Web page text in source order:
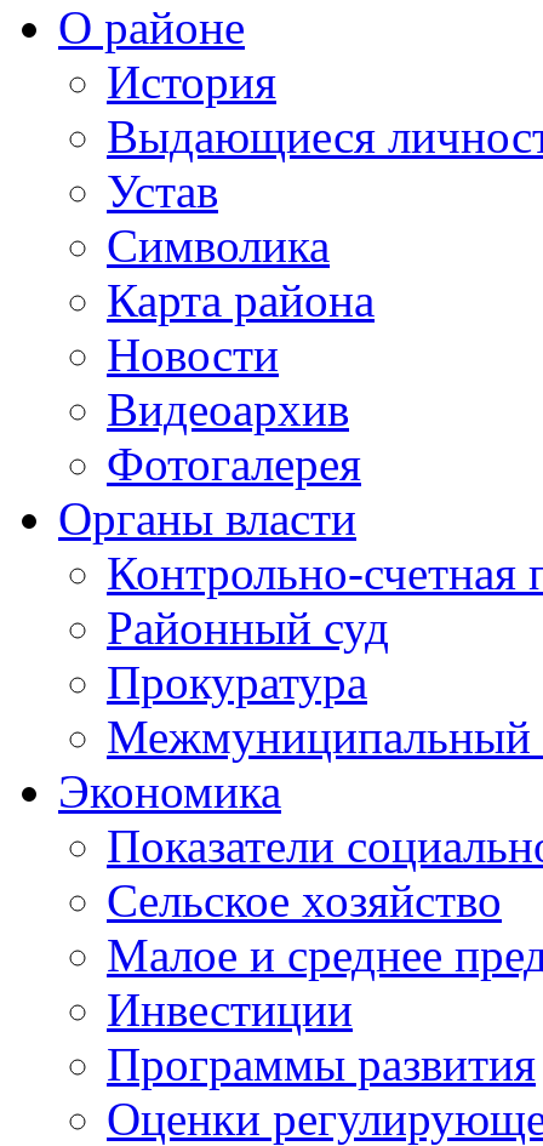
О районе
История
Выдающиеся
Устав
Символика
Карта района
Новости
Видеоархив
Фотогалерея
Органы власти
Контрольно-счетная
Районный суд
Прокуратура
Межмуниципальный
Экономика
Показатели
Сельское хозяйство
Малое и среднее
Инвестиции
Программы развития
Оценки